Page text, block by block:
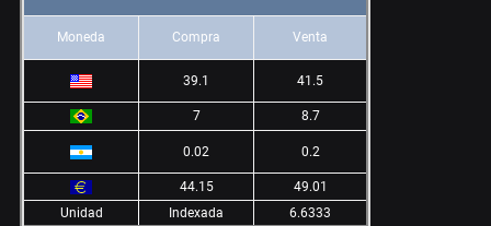
Moneda Compra Venta
39.1 41.5
7 8.7
0.02 0.2
44.15
49.01
Unidad
Indexada 6.6333